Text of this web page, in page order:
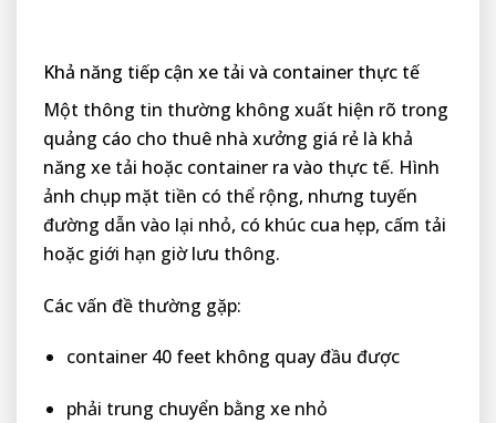
Khả năng tiếp cận xe tải và container thực tế
Một thông tin thường không xuất hiện rõ trong
quảng cáo cho thuê nhà xưởng giá rẻ là khả
năng xe tải hoặc container ra vào thực tế. Hình
ảnh chụp mặt tiền có thể rộng, nhưng tuyến
đường dẫn vào lại nhỏ, có khúc cua hẹp, cấm tải
hoặc giới hạn giờ lưu thông.
Các vấn đề thường gặp:
container 40 feet không quay đầu được
phải trung chuyển bằng xe nhỏ